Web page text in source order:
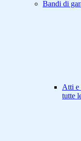
Bandi di
Atti e
tutte